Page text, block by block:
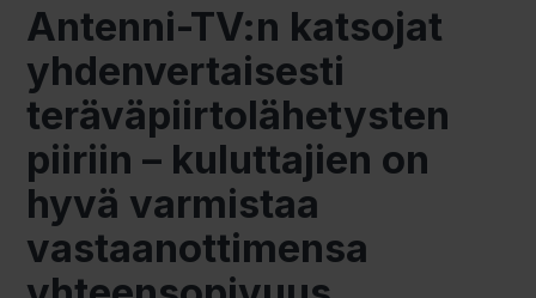
Antenni-TV:n katsojat
yhdenvertaisesti
teräväpiirtolähetysten
piiriin – kuluttajien on
hyvä varmistaa
vastaanottimensa